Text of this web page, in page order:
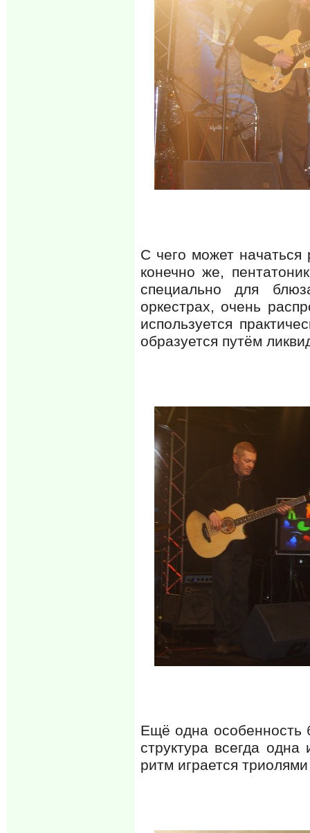
С чего может начаться
конечно же,
специально для
оркестрах, очень
используется
образуется путём
Ещё одна особенность
структура всегда
ритм играется